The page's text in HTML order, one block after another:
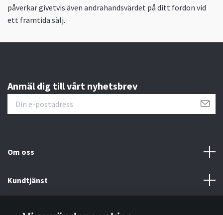
påverkar givetvis även andrahandsvärdet på ditt fordon vid
ett framtida sälj.
Anmäl dig till vårt nyhetsbrev
Om oss
Kundtjänst